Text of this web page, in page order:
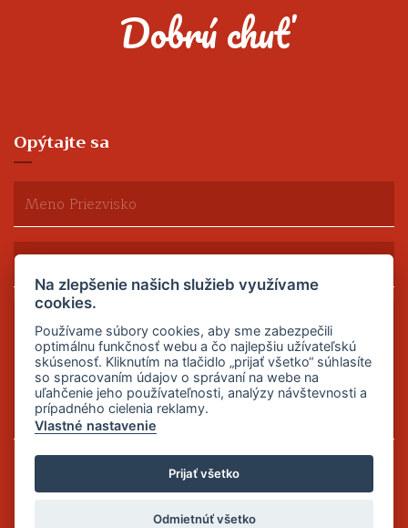
Dobrú chuť
Opýtajte sa
Odoslať
Na zlepšenie našich služieb využívame
cookies.
Používame súbory cookies, aby sme zabezpečili
optimálnu funkčnosť webu a čo najlepšiu užívateľskú
skúsenosť. Kliknutím na tlačidlo „prijať všetko“ súhlasíte
so spracovaním údajov o správaní na webe na
uľahčenie jeho používateľnosti, analýzy návštevnosti a
prípadného cielenia reklamy.
Vlastné nastavenie
Prijať všetko
Odmietnúť všetko